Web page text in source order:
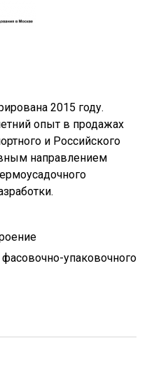
2015 году.
опыт в продажах
и Российского
направлением
упаковочного